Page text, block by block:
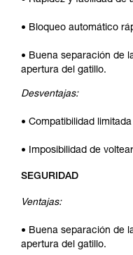
• Bloqueo automático
• Buena separación de
apertura del gatillo.
Desventajas:
• Compatibilidad
• Imposibilidad de
SEGURIDAD
Ventajas:
• Buena separación de
apertura del gatillo.